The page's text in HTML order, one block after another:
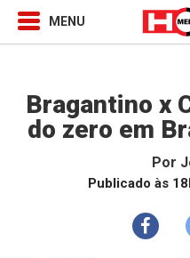
Bragantino x
do zero em
Por
Publicado às